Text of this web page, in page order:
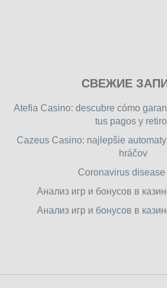
free
games
games.
СВЕЖИЕ
Atefia Casino: descubre cómo
tus pagos y
Cazeus Casino: najlepšie
hráčov
Coronavirus disease
Анализ игр и бонусов в
Анализ игр и бонусов в